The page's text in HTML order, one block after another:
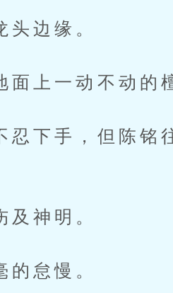
边缘。
一动不动的檀
手，但陈铭往
神明。
怠慢。